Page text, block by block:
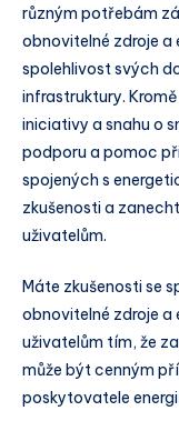
různým potřebám
obnovitelné zdroje a
spolehlivost svých
infrastruktury.
iniciativy a snahu o
podporu a pomoc
spojených s
zkušenosti a
uživatelům.
Máte zkušenosti se
obnovitelné zdroje a
uživatelům tím, že
může být cenným
poskytovatele